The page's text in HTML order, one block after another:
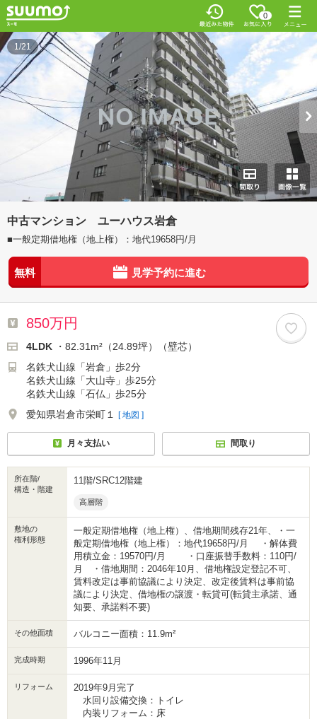
0
1/21
中古マンション ユーハウス岩倉
■一般定期借地権（地上権）：地代19658円/月
無料 見学予約に進む
850万円
4LDK
・82.31m²（24.89坪）（壁芯）
名鉄犬山線「岩倉」歩2分
名鉄犬山線「大山寺」歩25分
名鉄犬山線「石仏」歩25分
愛知県岩倉市栄町１
[ 地図 ]
月々支払い 間取り
所在階/
構造・階建
11階/SRC12階建
高層階
敷地の
権利形態
一般定期借地権（地上権）、借地期間残存21年、・一
般定期借地権（地上権）：地代19658円/月 ・解体費
用積立金：19570円/月 ・口座振替手数料：110円/
月 ・借地期間：2046年10月、借地権設定登記不可、
賃料改定は事前協議により決定、改定後賃料は事前協
議により決定、借地権の譲渡・転貸可(転貸主承諾、通
知要、承諾料不要)
その他面積 バルコニー面積：11.9m²
完成時期 1996年11月
リフォーム
2019年9月完了
水回り設備交換：トイレ
内装リフォーム：床